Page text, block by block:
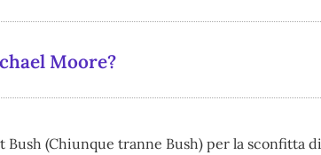
Moore?
Bush (Chiunque tranne Bush) per la sconfitta di